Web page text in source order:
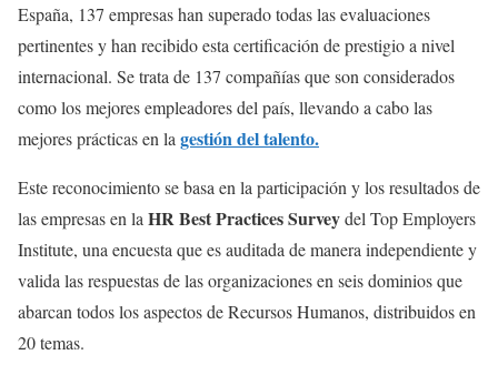
España, 137 empresas han superado todas las evaluaciones
pertinentes y han recibido esta certificación de prestigio a nivel
internacional. Se trata de 137 compañías que son considerados
como los mejores empleadores del país, llevando a cabo las
mejores prácticas en la gestión del talento.
Este reconocimiento se basa en la participación y los resultados de
las empresas en la HR Best Practices Surveydel Top Employers
Institute, una encuesta que es auditada de manera independiente y
valida las respuestas de las organizaciones en seis dominios que
abarcan todos los aspectos de Recursos Humanos, distribuidos en
20 temas.